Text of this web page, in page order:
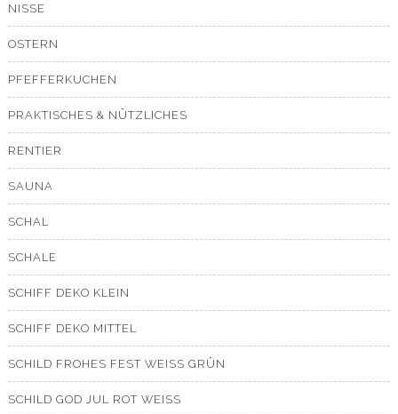
NISSE
OSTERN
PFEFFERKUCHEN
PRAKTISCHES & NÜTZLICHES
RENTIER
SAUNA
SCHAL
SCHALE
SCHIFF DEKO KLEIN
SCHIFF DEKO MITTEL
SCHILD FROHES FEST WEISS GRÜN
SCHILD GOD JUL ROT WEISS